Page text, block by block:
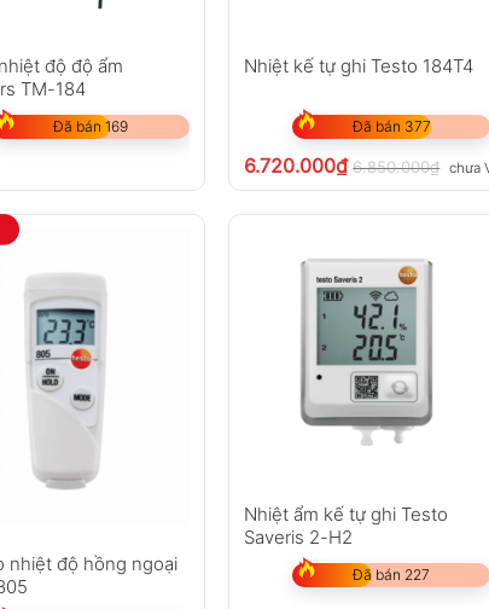
độ độ ẩm
TM-184
Đã bán 169
Nhiệt kế tự ghi Testo 184T4
Đã bán 377
6.720.000₫ 6.850.000₫ chưa
nhiệt độ hồng ngoại
Nhiệt ẩm kế tự ghi Testo
Saveris 2-H2
Đã bán 227